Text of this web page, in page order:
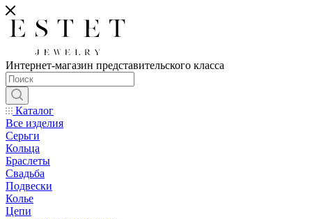
Интернет-магазин представительского класса
Каталог
Все изделия
Серьги
Кольца
Браслеты
Свадьба
Подвески
Колье
Цепи